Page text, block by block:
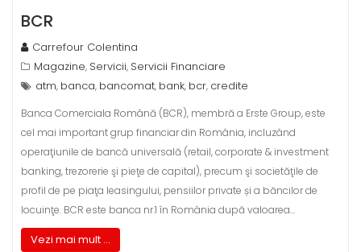
BCR
Carrefour Colentina
Magazine, Servicii, Servicii Financiare
atm, banca, bancomat, bank, bcr, credite
Banca Comerciala Română (BCR), membră a Erste Group, este
cel mai important grup financiar din România, incluzând
operaţiunile de bancă universală (retail, corporate & investment
banking, trezorerie şi pieţe de capital), precum şi societăţile de
profil de pe piaţa leasingului, pensiilor private și a băncilor de
locuinţe. BCR este banca nr.1 în România după valoarea…
Vezi mai mult ...